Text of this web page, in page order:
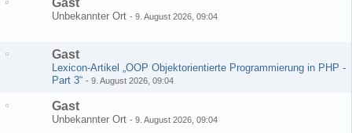
Gast
Unbekannter Ort - 9. August 2026, 09:04
Gast
Lexicon-Artikel „OOP Objektorientierte Programmierung in PHP -
Part 3“ - 9. August 2026, 09:04
Gast
Unbekannter Ort - 9. August 2026, 09:04